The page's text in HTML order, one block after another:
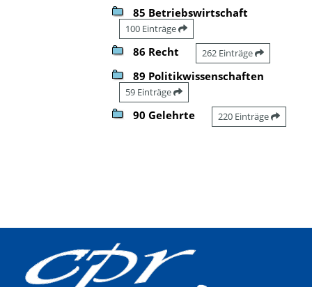
85 Betriebswirtschaft
100 Einträge
86 Recht 262 Einträge
89 Politikwissenschaften
59 Einträge
90 Gelehrte 220 Einträge